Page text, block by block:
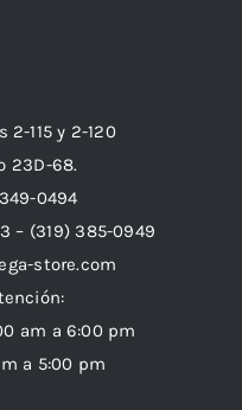
2-115 y 2-120
23D-68.
0494
– (319) 385-0949
store.com
am a 6:00 pm
a 5:00 pm